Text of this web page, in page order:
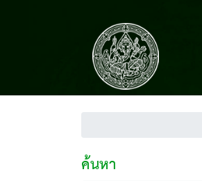
ค้นหา